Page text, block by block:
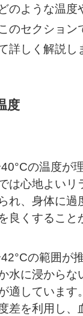
のような温度
のセクション
詳しく解説し
度
の温度が
は心地よいリ
れ、身体に過
良くすること
の範囲が
水に浸からな
適しています
差を利用し、